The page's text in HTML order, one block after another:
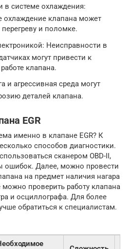
в системе охлаждения:
охлаждение клапана может
перегреву и поломке.
Неисправности в
могут привести к
клапана.
и агрессивная среда могут
деталей клапана.
EGR
именно в клапане EGR? К
способов диагностики.
сканером OBD-II,
ошибок. Далее, можно провести
на предмет наличия нагара
проверить работу клапана
и осциллографа. Для более
обратиться к специалистам.